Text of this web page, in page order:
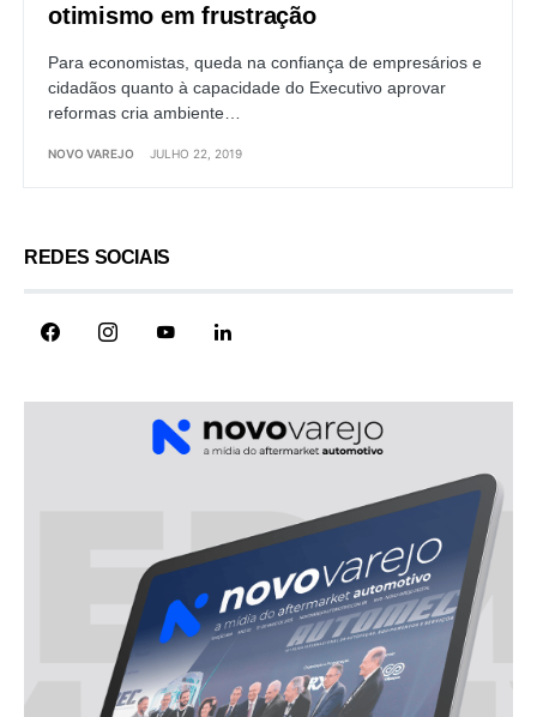
otimismo em frustração
Para economistas, queda na confiança de empresários e
cidadãos quanto à capacidade do Executivo aprovar
reformas cria ambiente…
NOVO VAREJO JULHO 22, 2019
REDES SOCIAIS